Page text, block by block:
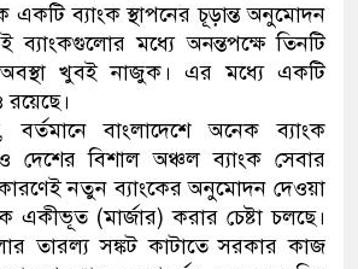
একটি ব্যাংক স্থাপনের চূড়ান্ত অনুমোদন
ব্যাংকগুলোর মধ্যে অনন্তপক্ষে তিনটি
অবস্থা খুবই নাজুক। এর মধ্যে একটি
বর্তমানে বাংলাদেশে অনেক ব্যাংক
দেশের বিশাল অঞ্চল ব্যাংক সেবার
নতুন ব্যাংকের অনুমোদন দেওয়া
একীভূত (মার্জার) করার চেষ্টা চলছে।
তারল্য সঙ্কট কাটাতে সরকার কাজ